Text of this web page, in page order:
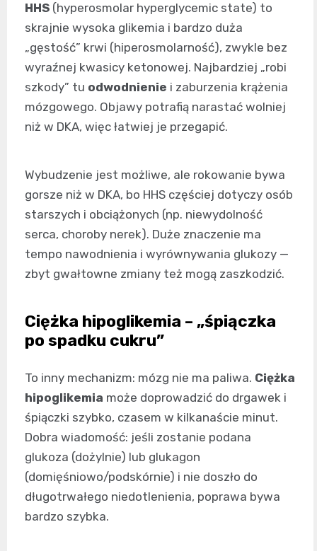
HHS (hyperosmolar hyperglycemic state) to
skrajnie wysoka glikemia i bardzo duża
„gęstość” krwi (hiperosmolarność), zwykle bez
wyraźnej kwasicy ketonowej. Najbardziej „robi
szkody” tu odwodnienie i zaburzenia krążenia
mózgowego. Objawy potrafią narastać wolniej
niż w DKA, więc łatwiej je przegapić.
Wybudzenie jest możliwe, ale rokowanie bywa
gorsze niż w DKA, bo HHS częściej dotyczy osób
starszych i obciążonych (np. niewydolność
serca, choroby nerek). Duże znaczenie ma
tempo nawodnienia i wyrównywania glukozy —
zbyt gwałtowne zmiany też mogą zaszkodzić.
Ciężka hipoglikemia – „śpiączka
po spadku cukru”
To inny mechanizm: mózg nie ma paliwa. Ciężka
hipoglikemia może doprowadzić do drgawek i
śpiączki szybko, czasem w kilkanaście minut.
Dobra wiadomość: jeśli zostanie podana
glukoza (dożylnie) lub glukagon
(domięśniowo/podskórnie) i nie doszło do
długotrwałego niedotlenienia, poprawa bywa
bardzo szybka.